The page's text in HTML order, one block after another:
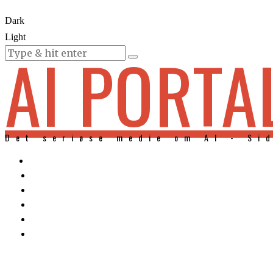
Dark
Light
KURSER
AI
Det seriøse medie om AI -